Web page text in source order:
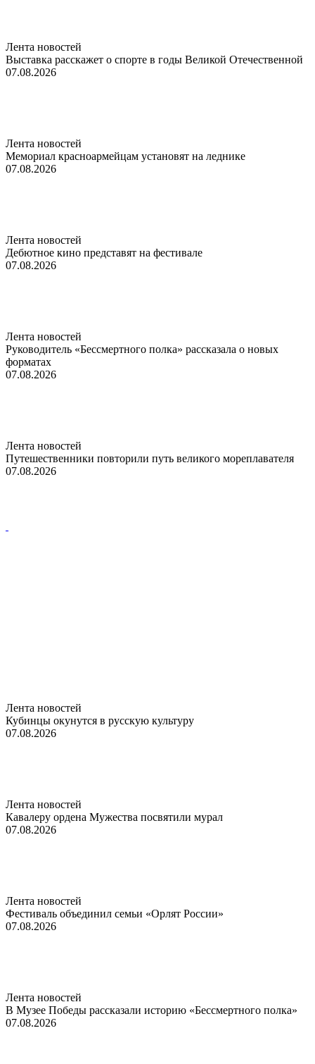
Лента новостей
Выставка расскажет о спорте в годы Великой Отечественной
07.08.2026
Лента новостей
Мемориал красноармейцам установят на леднике
07.08.2026
Лента новостей
Дебютное кино представят на фестивале
07.08.2026
Лента новостей
Руководитель «Бессмертного полка» рассказала о новых
форматах
07.08.2026
Лента новостей
Путешественники повторили путь великого мореплавателя
07.08.2026
Лента новостей
Кубинцы окунутся в русскую культуру
07.08.2026
Лента новостей
Кавалеру ордена Мужества посвятили мурал
07.08.2026
Лента новостей
Фестиваль объединил семьи «Орлят России»
07.08.2026
Лента новостей
В Музее Победы рассказали историю «Бессмертного полка»
07.08.2026